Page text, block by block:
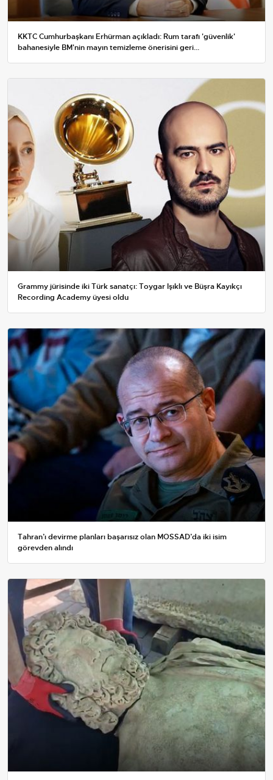
KKTC Cumhurbaşkanı Erhürman açıkladı: Rum tarafı 'güvenlik'
bahanesiyle BM'nin mayın temizleme önerisini geri...
Grammy jürisinde iki Türk sanatçı: Toygar Işıklı ve Büşra Kayıkçı
Recording Academy üyesi oldu
Tahran’ı devirme planları başarısız olan MOSSAD’da iki isim
görevden alındı